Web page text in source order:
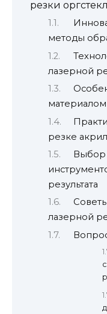
резки
методы
лазерной
резке
Выбор
результата
лазерной